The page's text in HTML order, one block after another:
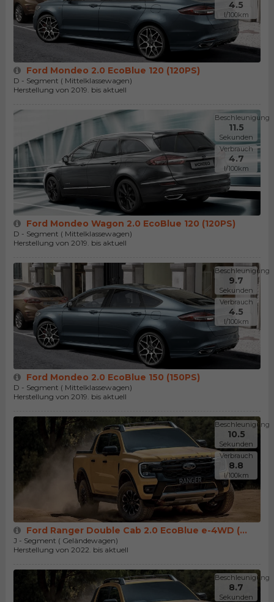
4.5
l/100km
Ford Mondeo 2.0 EcoBlue 120 (120PS)
D - Segment ( Mittelklassewagen)
Herstellung von 2019. bis aktuell
Beschleunigung
11.5
Sekunden
Verbrauch
4.7
l/100km
Ford Mondeo Wagon 2.0 EcoBlue 120 (120PS)
D - Segment ( Mittelklassewagen)
Herstellung von 2019. bis aktuell
Beschleunigung
9.7
Sekunden
Verbrauch
4.5
l/100km
Ford Mondeo 2.0 EcoBlue 150 (150PS)
D - Segment ( Mittelklassewagen)
Herstellung von 2019. bis aktuell
Beschleunigung
10.5
Sekunden
Verbrauch
8.8
l/100km
Ford Ranger Double Cab 2.0 EcoBlue e-4WD (...
J - Segment ( Geländewagen)
Herstellung von 2022. bis aktuell
Beschleunigung
8.7
Sekunden